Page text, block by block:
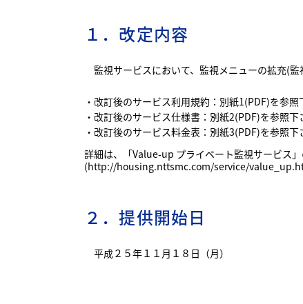
１．改定内容
監視サービスにおいて、監視メニューの拡充(監
・改訂後のサービス利用規約： 別紙1(PDF)を参照
・改訂後のサービス仕様書： 別紙2(PDF)を参照下
・改訂後のサービス料金表： 別紙3(PDF)を参照下
詳細は、「Value-up プライベート監視サービス」
(http://housing.nttsmc.com/service/
２．提供開始日
平成２５年１１月１８日（月）